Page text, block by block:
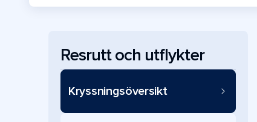
Resrutt och utflykter
Kryssningsöversikt